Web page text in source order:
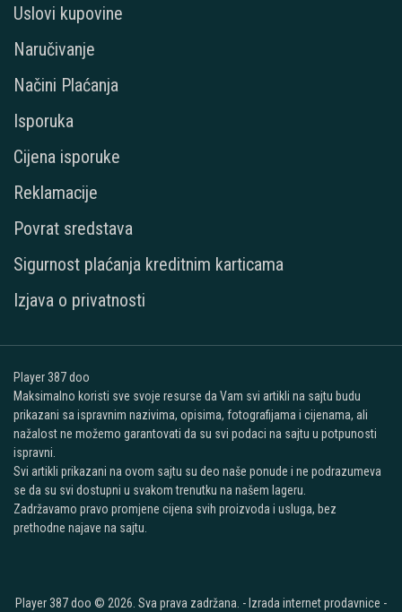
Uslovi kupovine
Naručivanje
Načini Plaćanja
Isporuka
Cijena isporuke
Reklamacije
Povrat sredstava
Sigurnost plaćanja kreditnim karticama
Izjava o privatnosti
Player 387 doo
Maksimalno koristi sve svoje resurse da Vam svi artikli na sajtu budu
prikazani sa ispravnim nazivima, opisima, fotografijama i cijenama, ali
nažalost ne možemo garantovati da su svi podaci na sajtu u potpunosti
ispravni.
Svi artikli prikazani na ovom sajtu su deo naše ponude i ne podrazumeva
se da su svi dostupni u svakom trenutku na našem lageru.
Zadržavamo pravo promjene cijena svih proizvoda i usluga, bez
prethodne najave na sajtu.
Player 387 doo © 2026. Sva prava zadržana. - Izrada internet prodavnice -